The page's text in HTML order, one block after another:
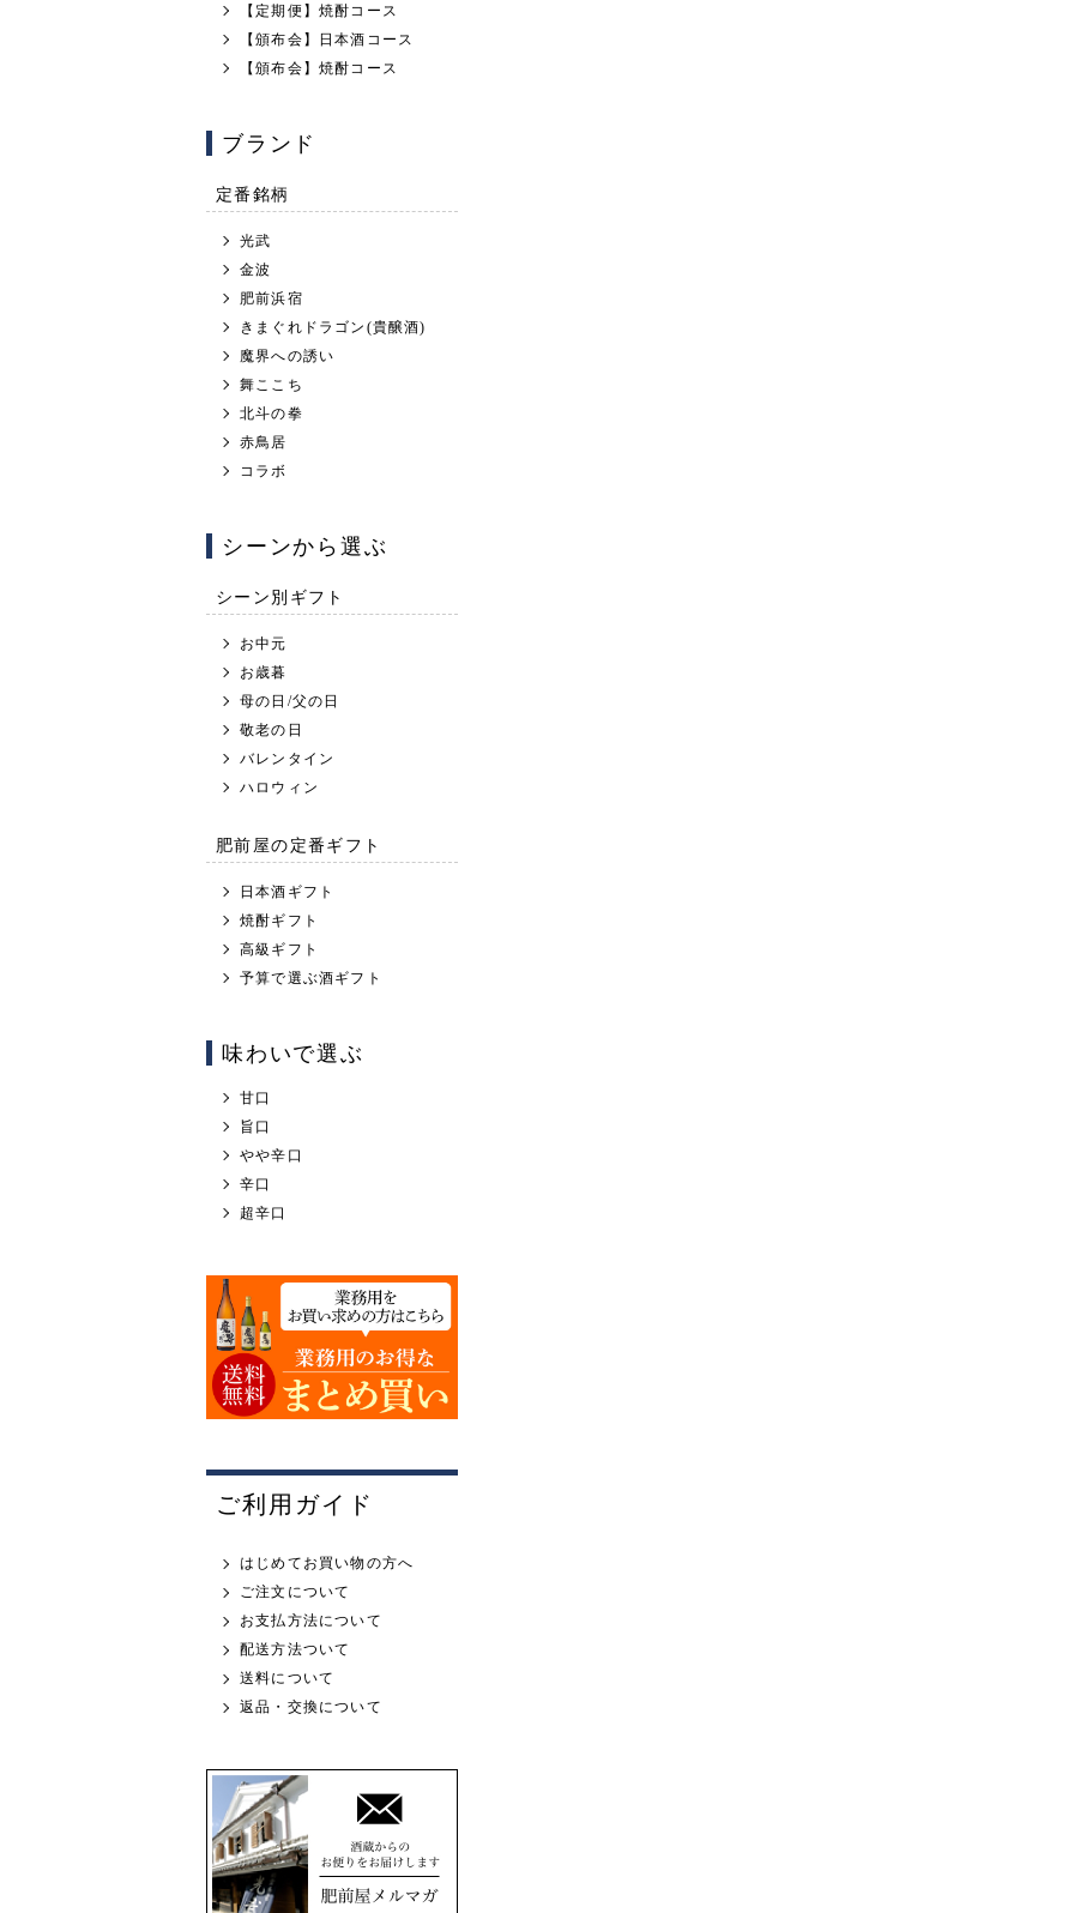
【定期便】焼酎コース
【頒布会】日本酒コース
【頒布会】焼酎コース
ブランド
定番銘柄
光武
金波
肥前浜宿
きまぐれドラゴン(貴醸酒)
魔界への誘い
舞ここち
北斗の拳
赤鳥居
コラボ
シーンから選ぶ
シーン別ギフト
お中元
お歳暮
母の日/父の日
敬老の日
バレンタイン
ハロウィン
肥前屋の定番ギフト
日本酒ギフト
焼酎ギフト
高級ギフト
予算で選ぶ酒ギフト
味わいで選ぶ
甘口
旨口
やや辛口
辛口
超辛口
ご利用ガイド
はじめてお買い物の方へ
ご注文について
お支払方法について
配送方法ついて
送料について
返品・交換について